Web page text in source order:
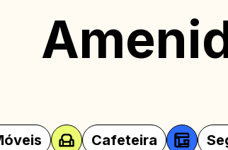
Cafeteira Segurança